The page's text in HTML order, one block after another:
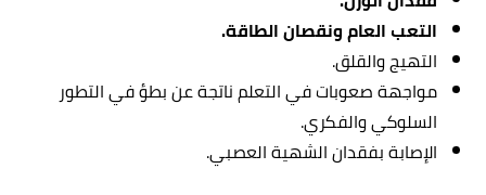
التعب العام ونقصان الطاقة.
التهيج والقلق.
مواجهة صعوبات في التعلم ناتجة عن بطؤ في التطور
السلوكي والفكري.
الإصابة بفقدان الشهية العصبي.